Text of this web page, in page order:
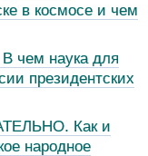
в космосе и чем
наука для
президентских
Как и
народное